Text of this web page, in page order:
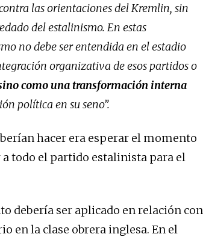
las orientaciones del Kremlin, sin
del estalinismo. En estas
no debe ser entendida en el estadio
organizativa de esos partidos o
como una transformación interna
política en su seno”.
hacer era esperar el momento
todo el partido estalinista para el
debería ser aplicado en relación con
en la clase obrera inglesa. En el